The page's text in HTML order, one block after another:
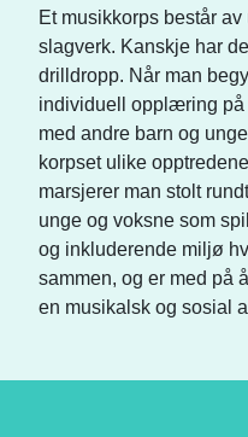
Et musikkorps består
slagverk. Kanskje har
drilldropp. Når man
individuell opplæring på
med andre barn og
korpset ulike
marsjerer man stolt
unge og voksne som
og inkluderende miljø
sammen, og er med på
en musikalsk og sosial